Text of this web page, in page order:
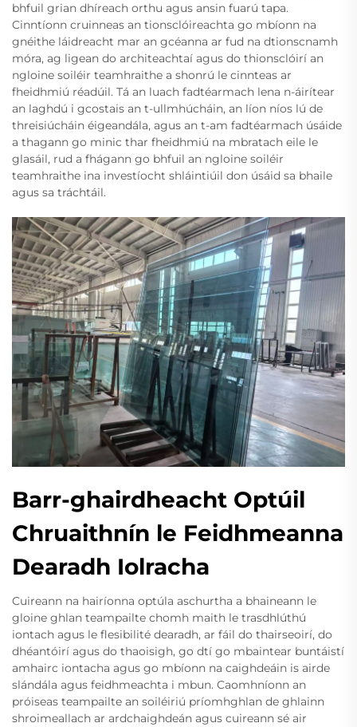
bhfuil grian dhíreach orthu agus ansin fuarú tapa.
Cinntíonn cruinneas an tionsclóireachta go mbíonn na
gnéithe láidreacht mar an gcéanna ar fud na dtionscnamh
móra, ag ligean do architeachtaí agus do thionsclóirí an
ngloine soiléir teamhraithe a shonrú le cinnteas ar
fheidhmiú réadúil. Tá an luach fadtéarmach lena n-áirítear
an laghdú i gcostais an t-ullmhúcháin, an líon níos lú de
threisiúcháin éigeandála, agus an t-am fadtéarmach úsáide
a thagann go minic thar fheidhmiú na mbratach eile le
glasáil, rud a fhágann go bhfuil an ngloine soiléir
teamhraithe ina investíocht shláintiúil don úsáid sa bhaile
agus sa tráchtáil.
Barr-ghairdheacht Optúil
Chruaithnín le Feidhmeanna
Dearadh Iolracha
Cuireann na hairíonna optúla aschurtha a bhaineann le
gloine ghlan teampailte chomh maith le trasdhlúthú
iontach agus le flesibilité dearadh, ar fáil do thairseoirí, do
dhéantóirí agus do thaoisigh, go dtí go mbaintear buntáistí
amhairc iontacha agus go mbíonn na caighdeáin is airde
slándála agus feidhmeachta i mbun. Caomhníonn an
próiseas teampailte an soiléiriú príomhghlan de ghlainn
shroimeallach ar ardchaighdeán agus cuireann sé air